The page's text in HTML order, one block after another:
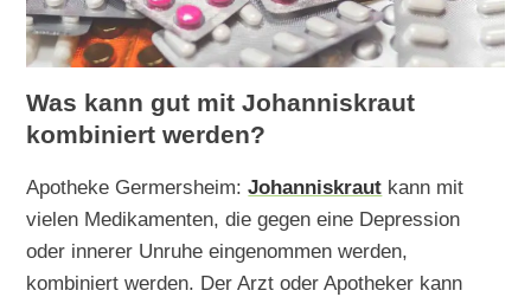
Was kann gut mit Johanniskraut
kombiniert werden?
Apotheke Germersheim:Johanniskraut kann mit
vielen Medikamenten, die gegen eine Depression
oder innerer Unruhe eingenommen werden,
kombiniert werden. Der Arzt oder Apotheker kann